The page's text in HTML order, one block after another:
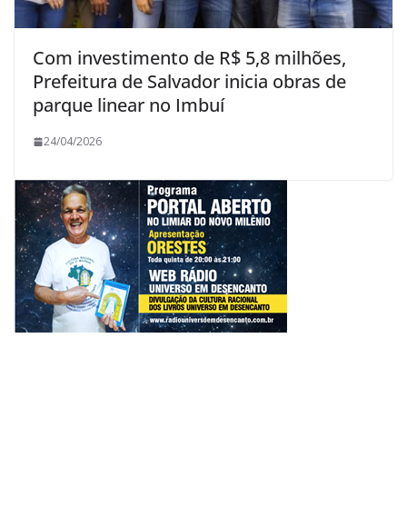
Com investimento de R$ 5,8 milhões,
Prefeitura de Salvador inicia obras de
parque linear no Imbuí
24/04/2026